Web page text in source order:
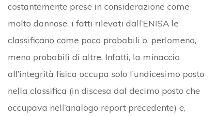
costantemente prese in considerazione come
molto dannose, i fatti rilevati dall’ENISA le
classificano come poco probabili o, perlomeno,
meno probabili di altre. Infatti, la minaccia
all’integrità fisica occupa solo l’undicesimo posto
nella classifica (in discesa dal decimo posto che
occupava nell’analogo report precedente) e,